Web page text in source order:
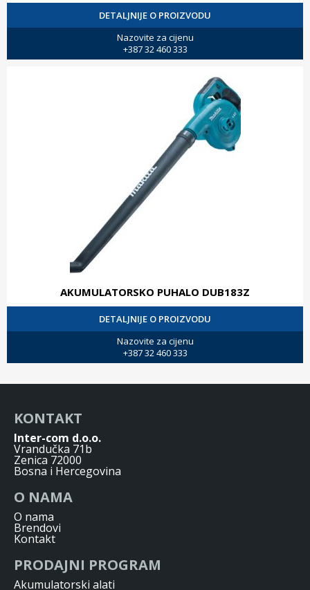
DETALJNIJE O PROIZVODU
Nazovite za cijenu
+387 32 460 333
AKUMULATORSKO PUHALO DUB183Z
DETALJNIJE O PROIZVODU
Nazovite za cijenu
+387 32 460 333
KONTAKT
Inter-com d.o.o.
Vrandučka 71b
Zenica 72000
Bosna i Hercegovina
O NAMA
O nama
Brendovi
Kontakt
PRODAJNI PROGRAM
Akumulatorski alati